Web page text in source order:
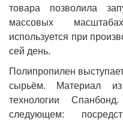
товара позволила
массовых
используется при
сей день.
Полипропилен
сырьём. Материал из
технологии
следующем: